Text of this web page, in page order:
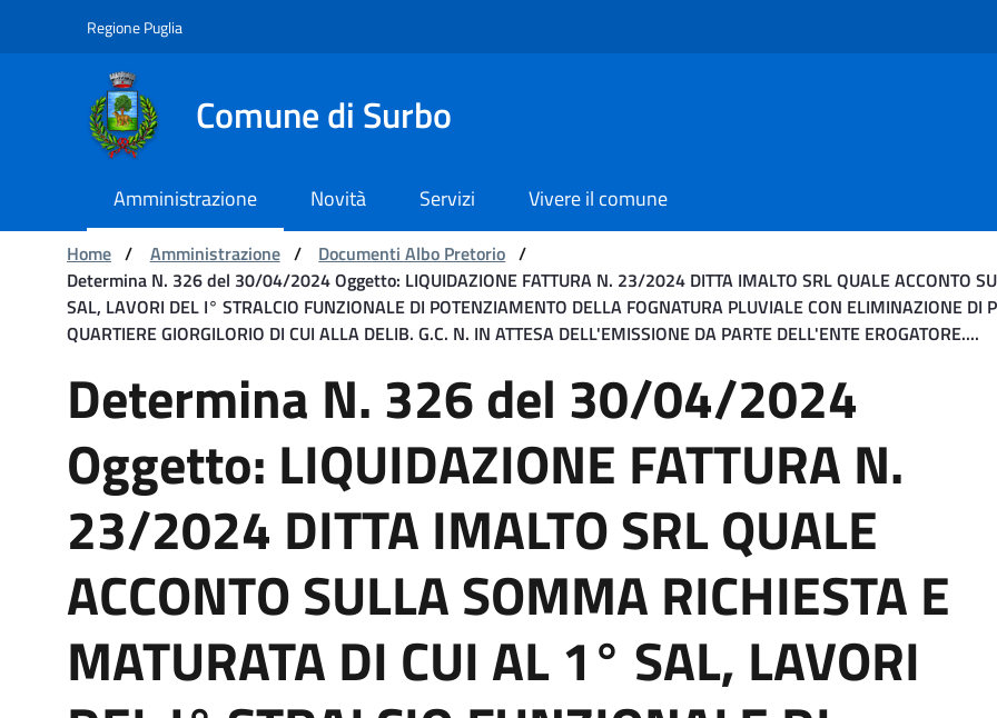
Navigation
Skip to Content
Regione Puglia
Comune di Surbo
Amministrazione Novità Servizi
Vivere il comune
You are:
Home / Amministrazione / Documenti Albo Pretorio /
Determina N. 326 del 30/04/2024 Oggetto: LIQUIDAZIONE FATTURA N. 23/2024 DITTA IMALTO SRL QUALE ACCONTO
SAL, LAVORI DEL I° STRALCIO FUNZIONALE DI POTENZIAMENTO DELLA FOGNATURA PLUVIALE CON ELIMINAZIONE DI
QUARTIERE GIORGILORIO DI CUI ALLA DELIB. G.C. N. IN ATTESA DELL'EMISSIONE DA PARTE DELL'ENTE EROGATORE....
Determina N. 326 del 30/04/2024 Oggetto:
Determina N. 326 del 30/04/2024
Oggetto: LIQUIDAZIONE FATTURA N.
23/2024 DITTA IMALTO SRL QUALE
ACCONTO SULLA SOMMA RICHIESTA E
MATURATA DI CUI AL 1° SAL, LAVORI